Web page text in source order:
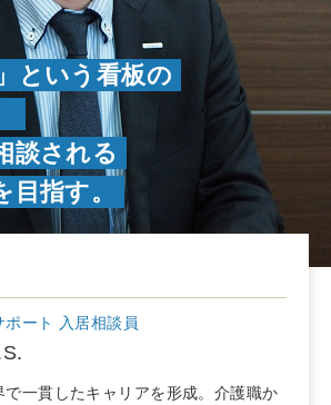
という看板の
談される
目指す。
ート 入居相談員
で一貫したキャリアを形成。介護職か